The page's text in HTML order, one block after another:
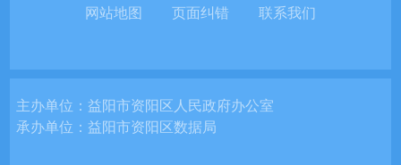
网站地图 页面纠错 联系我们
主办单位：益阳市资阳区人民政府办公室
承办单位：益阳市资阳区数据局